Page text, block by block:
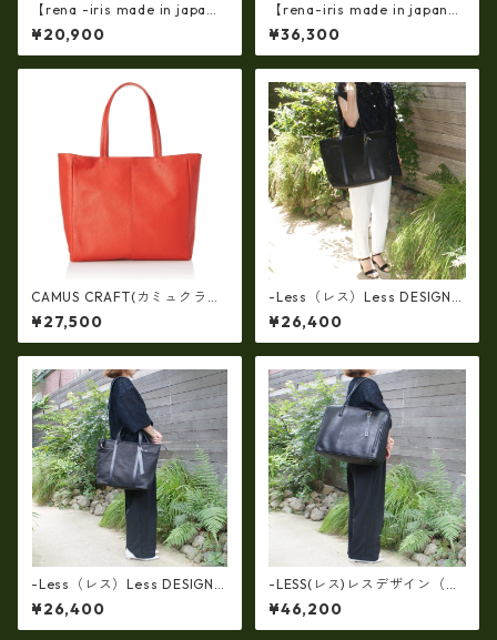
【rena -iris made in japa
n】【日本製】(限定品)牛革製
品・エナメルクロコ☆ガマ口
バッグ(軽量430ｇ）ir-662-al
¥20,900
【rena-iris made in japan】
【国産品】ソフトシュリンク
革ショルダートートバッグ
（イタリアンレザー）ri-5153
ザー使用, ショルダー対応, ト
ートバッグ、バケツ、牛革、
収納、プレゼント
¥36,300
CAMUS CRAFT(カミュクラフ
ト) ビジネスバッグ トートバ
ッグ 日本製 撥水 軽量 ユニセ
ックス cc-2703
¥27,500
-Less（レス）Less DESIGN
(レスデザイン)Scarred Textu
re（牛革）斜め掛け＆多機能
トート（L/SIZE） LMSB-0514
¥26,400
-Less（レス）Less DESIGN
(レスデザイン)Scarred Textu
re（牛革）斜め掛け＆多機能
トート（L/SIZE） LMSB-0514
¥26,400
-LESS(レス)レスデザイン（牛
革）トート＆クラッチで使え
る(両面・同一仕様！）大口開
口ボストン LMSB-0506
¥46,200